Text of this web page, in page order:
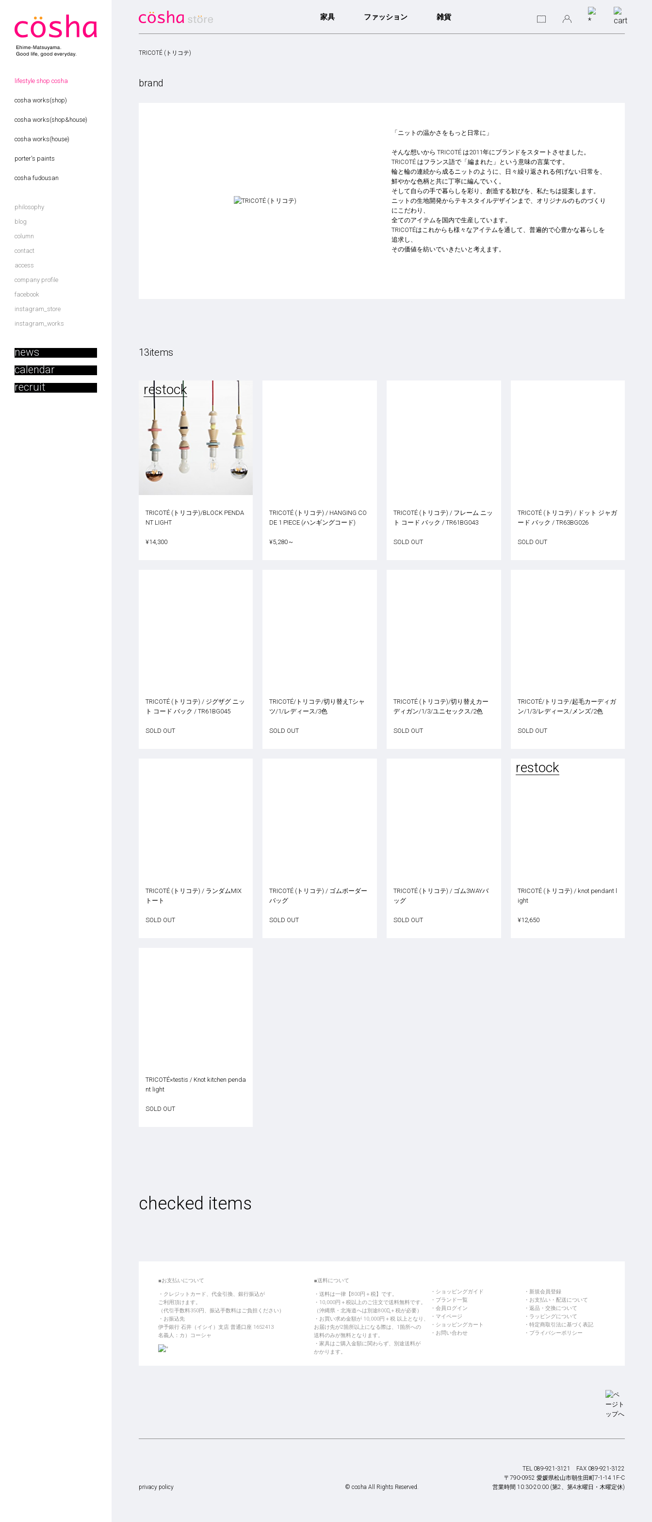
lifestyle shop cosha
cosha works(shop)
cosha works(shop&house)
cosha works(house)
porter's paints
cosha fudousan
philosophy
blog
column
contact
access
company profile
facebook
instagram_store
instagram_works
news
calendar
recruit
家具 ファッション 雑貨
TRICOTÉ (トリコテ)
brand
「ニットの温かさをもっと日常に」
そんな想いから TRICOTÉ は2011年にブランドをスタートさせました。
TRICOTÉ はフランス語で「編まれた」という意味の言葉です。
輪と輪の連続から成るニットのように、日々繰り返される何げない日常を、
鮮やかな色柄と共に丁寧に編んでいく。
そして自らの手で暮らしを彩り、創造する歓びを、私たちは提案します。
ニットの生地開発からテキスタイルデザインまで、オリジナルのものづくり
にこだわり、
全てのアイテムを国内で生産しています。
TRICOTÉはこれからも様々なアイテムを通して、普遍的で心豊かな暮らしを
追求し、
その価値を紡いでいきたいと考えます。
13items
restock
TRICOTÉ (トリコテ)/BLOCK PENDA
NT LIGHT
¥14,300
TRICOTÉ (トリコテ) / HANGING CO
DE 1 PIECE (ハンギングコード)
¥5,280～
TRICOTÉ (トリコテ) / フレーム ニッ
ト コード バック / TR61BG043
SOLD OUT
TRICOTÉ (トリコテ) / ドット ジャガ
ード バック / TR63BG026
SOLD OUT
TRICOTÉ (トリコテ) / ジグザグ ニッ
ト コード バック / TR61BG045
SOLD OUT
TRICOTÉ/トリコテ/切り替えTシャ
ツ/1/レディース/3色
SOLD OUT
TRICOTÉ (トリコテ)/切り替えカー
ディガン/1/3/ユニセックス/2色
SOLD OUT
TRICOTÉ/トリコテ/起毛カーディガ
ン/1/3/レディース/メンズ/2色
SOLD OUT
TRICOTÉ (トリコテ) / ランダムMIX
トート
SOLD OUT
TRICOTÉ (トリコテ) / ゴムボーダー
バッグ
SOLD OUT
TRICOTÉ (トリコテ) / ゴム3WAYバ
ッグ
SOLD OUT
restock
TRICOTÉ (トリコテ) / knot pendant l
ight
¥12,650
TRICOTÉ×testis / Knot kitchen penda
nt light
SOLD OUT
checked items
■お支払いについて
クレジットカード、代金引換、銀行振込が
ご利用頂けます。
（代引手数料350円、振込手数料はご負担ください）
お振込先
伊予銀行 石井（イシイ）支店 普通口座 1652413
名義人：カ）コーシャ
■送料について
送料は一律【800円＋税】です。
10,000円＋税以上のご注文で送料無料です。
（沖縄県・北海道へは別途800円̟＋税が必要）
お買い求め金額が 10,000円＋税 以上となり、
お届け先が2箇所以上になる際は、1箇所への
送料のみが無料となります。
家具はご購入金額に関わらず、別途送料が
かかります。
ショッピングガイド
新規会員登録
ブランド一覧
お支払い・配送について
会員ログイン
返品・交換について
マイページ
ラッピングについて
ショッピングカート
特定商取引法に基づく表記
お問い合わせ
プライバシーポリシー
TEL 089-921-3121 FAX 089-921-3122
〒790-0952 愛媛県松山市朝生田町7-1-14 1F-C
営業時間 10:30-20:00 (第2、第4水曜日・木曜定休)
privacy policy © cosha All Rights Reserved.